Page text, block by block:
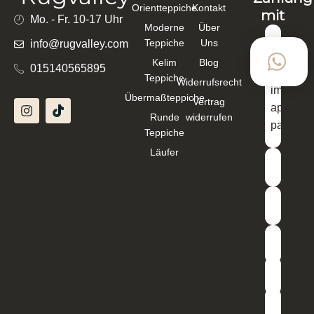
Mo. - Fr. 10-17 Uhr
info@rugvalley.com
015140565895
Orientteppiche
Moderne
Teppiche
Kelim
Teppiche
Übermaßteppiche
Runde
Teppiche
Läufer
Kontakt
Über
Uns
Blog
Widerrufsrecht
Vertrag
widerrufen
mit